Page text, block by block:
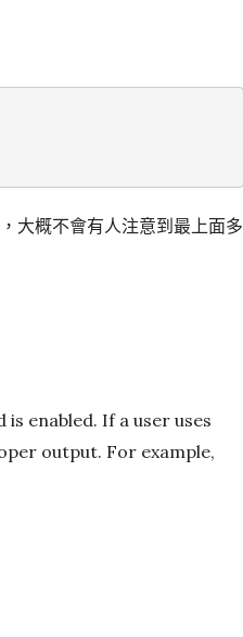
大概不會有人注意到最上面多
enabled. If a user uses
output. For example,